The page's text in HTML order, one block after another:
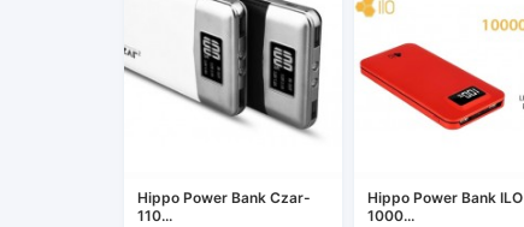
Hippo Power Bank Czar-
110...
Hippo Power Bank ILO
1000...